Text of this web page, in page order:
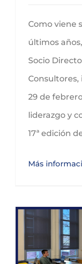
Como viene
últimos
Socio
29 de
liderazgo y
17ª edición
Más